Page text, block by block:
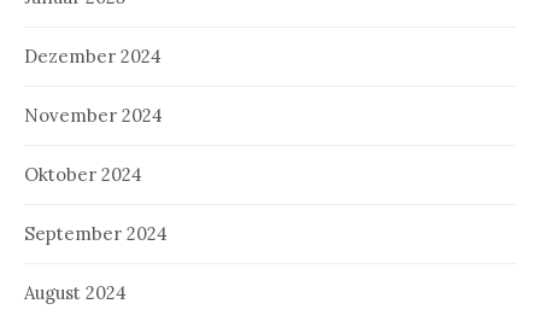
Dezember 2024
November 2024
Oktober 2024
September 2024
August 2024